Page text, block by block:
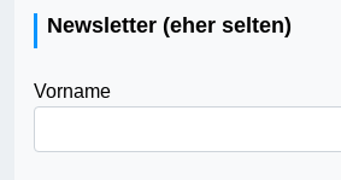
Newsletter (eher selten)
Vorname